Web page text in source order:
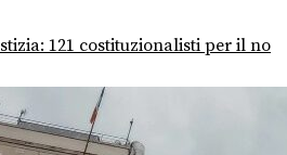
121 costituzionalisti per il no